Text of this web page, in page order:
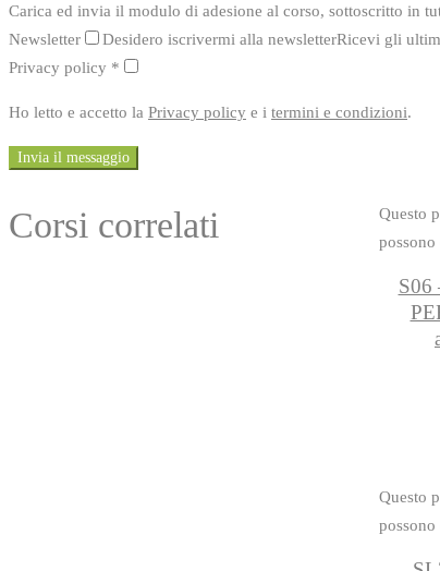
Carica ed invia il modulo di adesione al corso, sottoscritto in
Newsletter
Desidero iscrivermi alla newsletterRicevi gli
Privacy policy *
Ho letto e accetto la Privacy policy e i termini e condizioni.
Invia il messaggio
Corsi correlati
Questo
possono
S06
Questo
possono